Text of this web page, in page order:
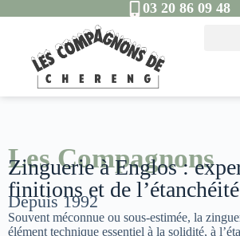
03 20 86 09 48
Les Compagnons
Zinguerie à Englos :
finitions et de
Depuis 1992
Souvent méconnue ou sous-estimée, la
élément technique essentiel à la solidité, à